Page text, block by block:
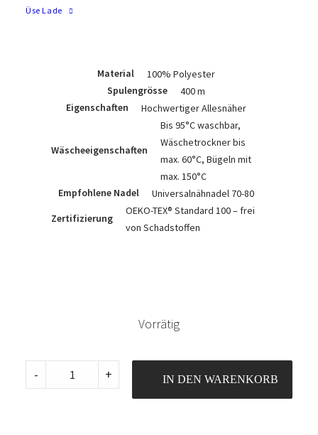
Üse Lade
Material
100% Polyester
Spulengrösse
400 m
Eigenschaften
Hochwertiger Allesnäher
Wäscheeigenschaften
Bis 95°C waschbar,
Wäschetrockner bis
max. 60°C, Bügeln mit
max. 150°C
Empfohlene Nadel
Universalnähnadel 70-80
Zertifizierung
OEKO-TEX® Standard 100 – frei
von Schadstoffen
Vorrätig
Madeira
Aerofil
- + IN DEN WARENKORB